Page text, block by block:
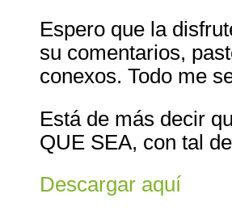
Espero que la
su comentarios,
conexos. Todo me
Está de más decir
QUE SEA, con tal
Descargar aquí